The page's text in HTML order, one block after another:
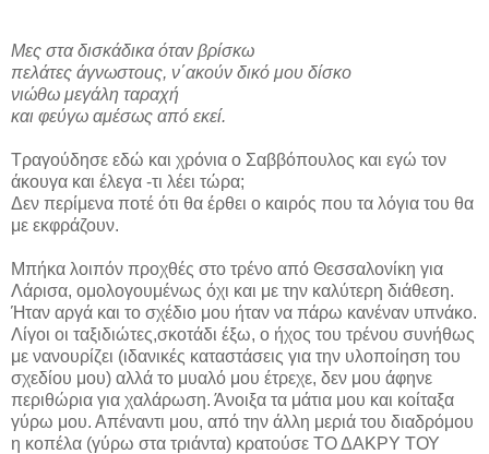
Μες στα δισκάδικα όταν βρίσκω
πελάτες άγνωστοuς, ν΄ακούν δικό μου δίσκο
νιώθω μεγάλη ταραχή
και φεύγω αμέσως από εκεί.
Τραγούδησε εδώ και χρόνια ο Σαββόπουλος και εγώ τον
άκουγα και έλεγα -τι λέει τώρα;
Δεν περίμενα ποτέ ότι θα έρθει ο καιρός που τα λόγια του θα
με εκφράζουν.
Μπήκα λοιπόν προχθές στο τρένο από Θεσσαλονίκη για
Λάρισα, ομολογουμένως όχι και με την καλύτερη διάθεση.
Ήταν αργά και το σχέδιο μου ήταν να πάρω κανέναν υπνάκο.
Λίγοι οι ταξιδιώτες,σκοτάδι έξω, ο ήχος του τρένου συνήθως
με νανουρίζει (ιδανικές καταστάσεις για την υλοποίηση του
σχεδίου μου) αλλά το μυαλό μου έτρεχε, δεν μου άφηνε
περιθώρια για χαλάρωση. Άνοιξα τα μάτια μου και κοίταξα
γύρω μου. Απέναντι μου, από την άλλη μεριά του διαδρόμου
η κοπέλα (γύρω στα τριάντα) κρατούσε ΤΟ ΔΑΚΡΥ ΤΟΥ